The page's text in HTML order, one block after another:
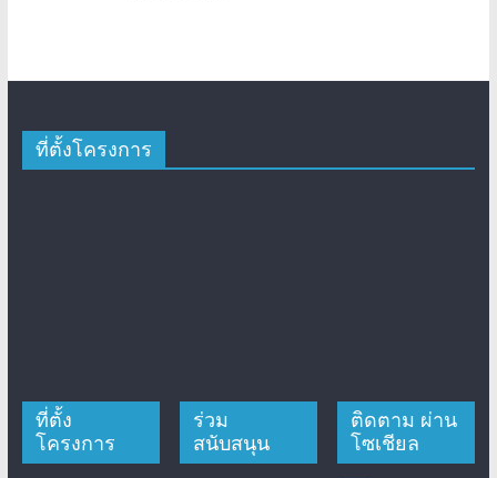
ที่ตั้งโครงการ
ที่ตั้ง
โครงการ
ร่วม
สนับสนุน
ติดตาม ผ่าน
โซเชียล